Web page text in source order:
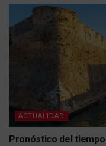
ACTUALIDAD
Pronóstico del tiempo